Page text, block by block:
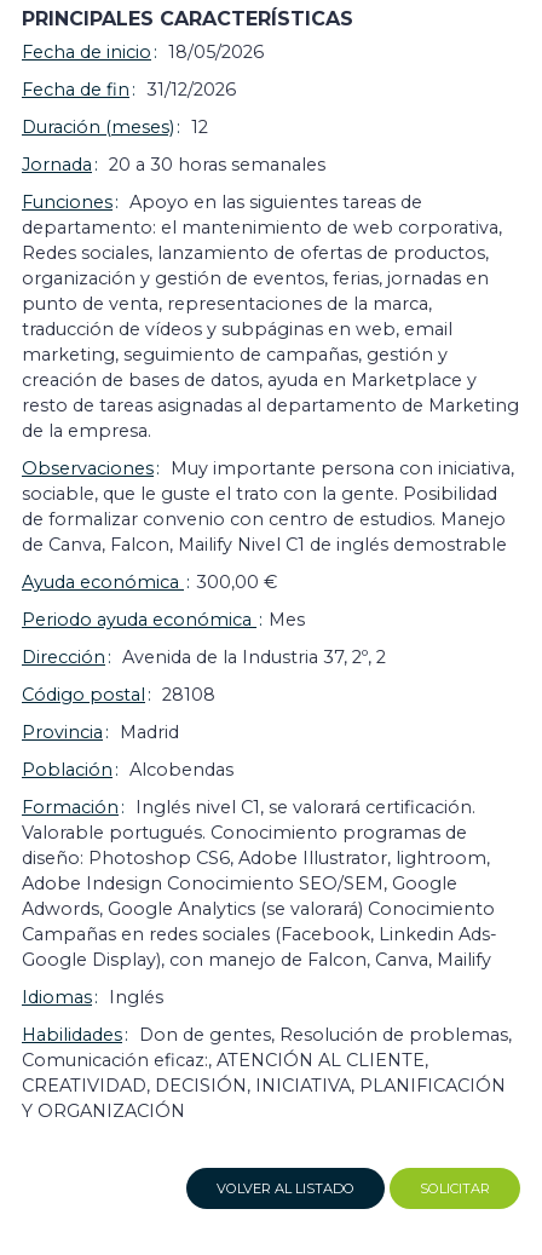
PRINCIPALES CARACTERÍSTICAS
Fecha de inicio
18/05/2026
Fecha de fin
31/12/2026
Duración (meses)
12
Jornada
20 a 30 horas semanales
Funciones
Apoyo en las siguientes tareas de
departamento: el mantenimiento de web corporativa,
Redes sociales, lanzamiento de ofertas de productos,
organización y gestión de eventos, ferias, jornadas en
punto de venta, representaciones de la marca,
traducción de vídeos y subpáginas en web, email
marketing, seguimiento de campañas, gestión y
creación de bases de datos, ayuda en Marketplace y
resto de tareas asignadas al departamento de Marketing
de la empresa.
Observaciones
Muy importante persona con iniciativa,
sociable, que le guste el trato con la gente. Posibilidad
de formalizar convenio con centro de estudios. Manejo
de Canva, Falcon, Mailify Nivel C1 de inglés demostrable
Ayuda económica
300,00 €
Periodo ayuda económica
Mes
Dirección
Avenida de la Industria 37, 2º, 2
Código postal
28108
Provincia
Madrid
Población
Alcobendas
Formación
Inglés nivel C1, se valorará certificación.
Valorable portugués. Conocimiento programas de
diseño: Photoshop CS6, Adobe Illustrator, lightroom,
Adobe Indesign Conocimiento SEO/SEM, Google
Adwords, Google Analytics (se valorará) Conocimiento
Campañas en redes sociales (Facebook, Linkedin Ads-
Google Display), con manejo de Falcon, Canva, Mailify
Idiomas
Inglés
Habilidades
Don de gentes, Resolución de problemas,
Comunicación eficaz:, ATENCIÓN AL CLIENTE,
CREATIVIDAD, DECISIÓN, INICIATIVA, PLANIFICACIÓN
Y ORGANIZACIÓN
VOLVER AL LISTADO SOLICITAR